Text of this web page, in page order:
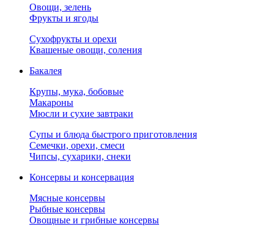
Овощи, зелень
Фрукты и ягоды
Сухофрукты и орехи
Квашеные овощи, соления
Бакалея
Крупы, мука, бобовые
Макароны
Мюсли и сухие завтраки
Супы и блюда быстрого приготовления
Семечки, орехи, смеси
Чипсы, сухарики, снеки
Консервы и консервация
Мясные консервы
Рыбные консервы
Овощные и грибные консервы